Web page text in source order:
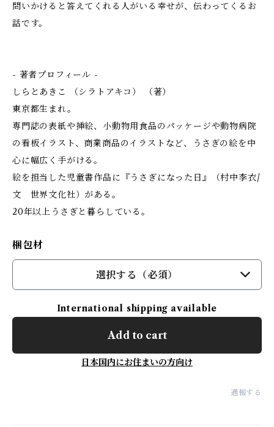
問いかけると答えてくれる人がいる幸せが、伝わってくるお
話です。
- 著者プロフィール -
しらとあきこ （シラトアキコ） （著）
東京都生まれ。
専門誌の表紙や挿絵、小動物用食品のパッケージや動物病院
の看板イラスト、商業商品のイラストなど、うさぎの絵を中
心に幅広く手がける。
絵を担当した児童書作品に『うさぎになった日』（村中李衣/
文 世界文化社）がある。
20年以上うさぎと暮らしている。
梱包材
選択する（必須）
International shipping available
Add to cart
日本国内にお住まいの方向け
通報する